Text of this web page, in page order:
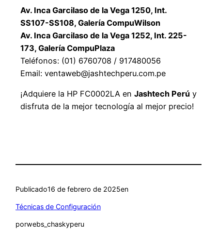
Av. Inca Garcilaso de la Vega 1250, Int.
SS107-SS108, Galería CompuWilson
Av. Inca Garcilaso de la Vega 1252, Int. 225-
173, Galería CompuPlaza
Teléfonos: (01) 6760708 / 917480056
Email: ventaweb@jashtechperu.com.pe
¡Adquiere la HP FC0002LA en Jashtech Perú y
disfruta de la mejor tecnología al mejor precio!
Publicado16 de febrero de 2025en
Técnicas de Configuración
porwebs_chaskyperu